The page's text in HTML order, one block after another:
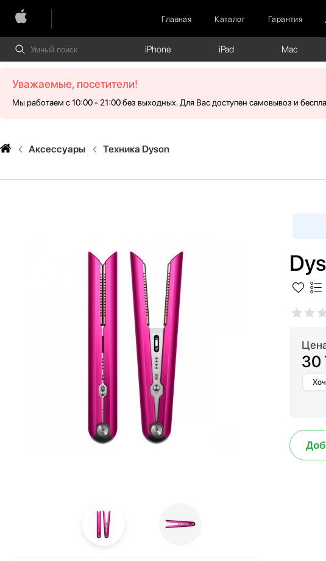
Главная Каталог Гарантия
iPhone iPad Mac
Уважаемые, посетители!
Мы работаем с 10:00 - 21:00 без выходных. Для Вас доступен самовывоз и
Аксессуары Техника Dyson
30